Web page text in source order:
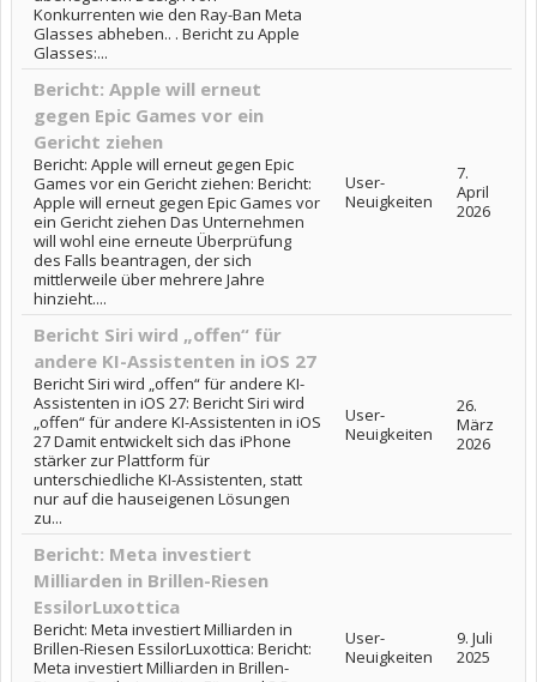
Konkurrenten wie den Ray-Ban Meta
Glasses abheben.. . Bericht zu Apple
Glasses:...
Bericht: Apple will erneut
gegen Epic Games vor ein
Gericht ziehen
Bericht: Apple will erneut gegen Epic
Games vor ein Gericht ziehen: Bericht:
Apple will erneut gegen Epic Games vor
ein Gericht ziehen Das Unternehmen
will wohl eine erneute Überprüfung
des Falls beantragen, der sich
mittlerweile über mehrere Jahre
hinzieht....
User-
Neuigkeiten
7.
April
2026
Bericht Siri wird „offen“ für
andere KI-Assistenten in iOS 27
Bericht Siri wird „offen“ für andere KI-
Assistenten in iOS 27: Bericht Siri wird
„offen“ für andere KI-Assistenten in iOS
27 Damit entwickelt sich das iPhone
stärker zur Plattform für
unterschiedliche KI-Assistenten, statt
nur auf die hauseigenen Lösungen
zu...
User-
Neuigkeiten
26.
März
2026
Bericht: Meta investiert
Milliarden in Brillen-Riesen
EssilorLuxottica
Bericht: Meta investiert Milliarden in
Brillen-Riesen EssilorLuxottica: Bericht:
Meta investiert Milliarden in Brillen-
User-
Neuigkeiten
9. Juli
2025